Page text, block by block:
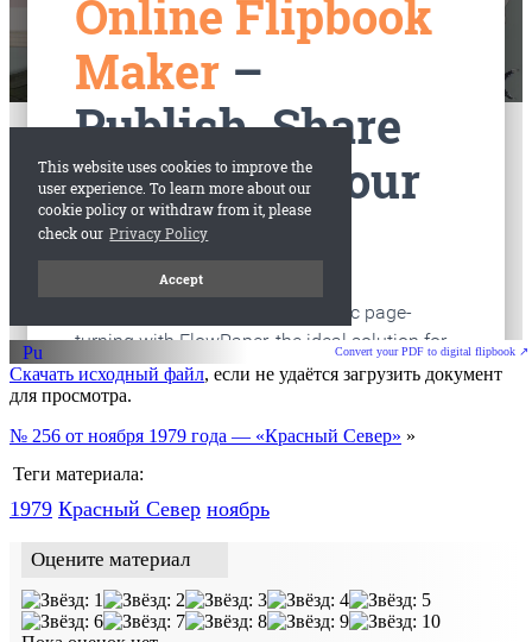
старые газеты
Convert your PDF to digital flipbook ↗
Скачать исходный файл, если не удаётся загрузить документ
для просмотра.
№ 256 от ноября 1979 года — «Красный Север» »
Теги материала:
1979 Красный Cевер ноябрь
Оцените материал